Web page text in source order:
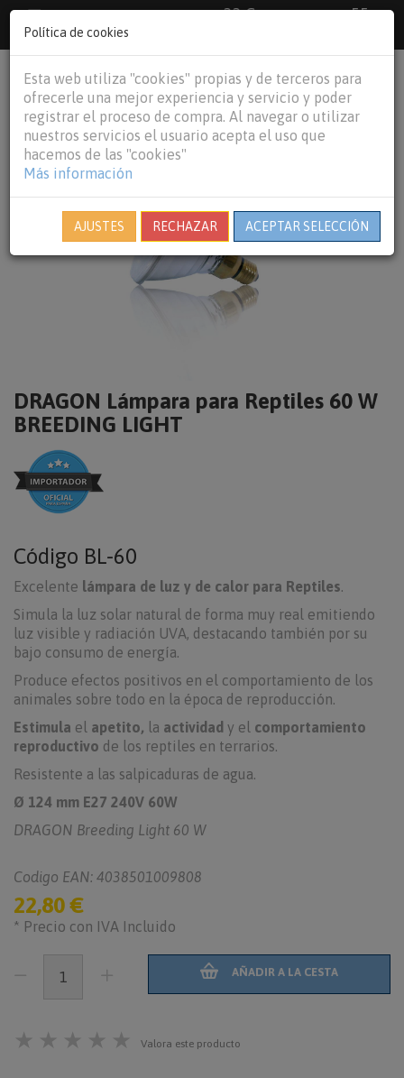
33 €
55
€Baleares y
person shopping_cart
DRAGON Lámpara para Reptiles 60 W
BREEDING LIGHT
Código BL-60
Excelente lámpara de luz y de calor para Reptiles.
Simula la luz solar natural de forma muy real emitiendo
luz visible y radiación UVA, destacando también por su
bajo consumo de energía.
Produce efectos positivos en el comportamiento de los
animales sobre todo en la época de reproducción.
Estimula el apetito, la actividad y el comportamiento
reproductivo de los reptiles en terrarios.
Resistente a las salpicaduras de agua.
Ø 124 mm E27 240V 60W
DRAGON Breeding Light 60 W
Codigo EAN: 4038501009808
22,80 €
* Precio con IVA Incluido
AÑADIR A LA CESTA
★ ★ ★ ★ ★ Valora este producto
Política de cookies
Esta web utiliza "cookies" propias y de terceros para
ofrecerle una mejor experiencia y servicio y poder
registrar el proceso de compra. Al navegar o utilizar
nuestros servicios el usuario acepta el uso que
hacemos de las "cookies"
Más información
AJUSTES RECHAZAR ACEPTAR SELECCIÓN